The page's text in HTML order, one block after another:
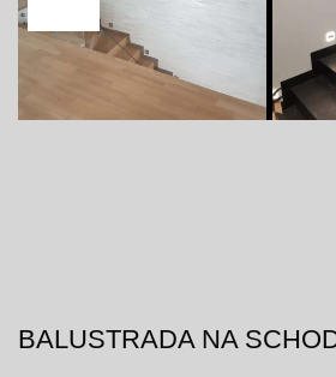
BALUSTRADA NA